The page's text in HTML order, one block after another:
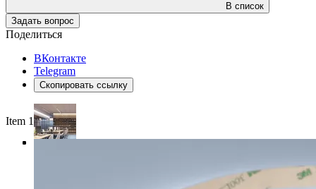
В список
Задать вопрос
Поделиться
ВКонтакте
Telegram
Скопировать ссылку
Item 1 of 4